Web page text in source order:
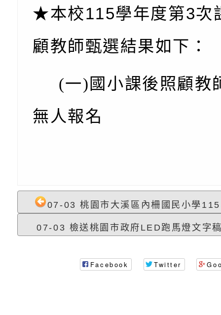
訊
辦理「115年度促進
緒學習知能研習」
檢送桃園市政府LED
字稿及LCD託播影片
函轉有關本府新聞處
6月交通安全宣導標
份及道安宣導影像素
有關「115年各賣場
設置防災(颱)專區」
信誼基金會於6／27
【打噴嚏、流鼻水、
檢送桃園市政府LED
坊」、「幸福婚姻系
座」、「2026開心
家庭好時光」海報
立蘆葦啟智中心辦理
而立》蘆葦三十．創
成果分享會
有關桃園市桃園區西
學辦理115年度區域
充實方案：「視」
檢送桃園市政府LED
字稿及LCD託播影（
有關桃園市桃園區新
★本校115學年度第3次
顧教師甄選結果如下：
(一)國小課後照顧教
無人報名
07-03 桃園市大溪區內柵國民小學
07-03 檢送桃園市政府LED跑馬燈文字
Facebook Twitter